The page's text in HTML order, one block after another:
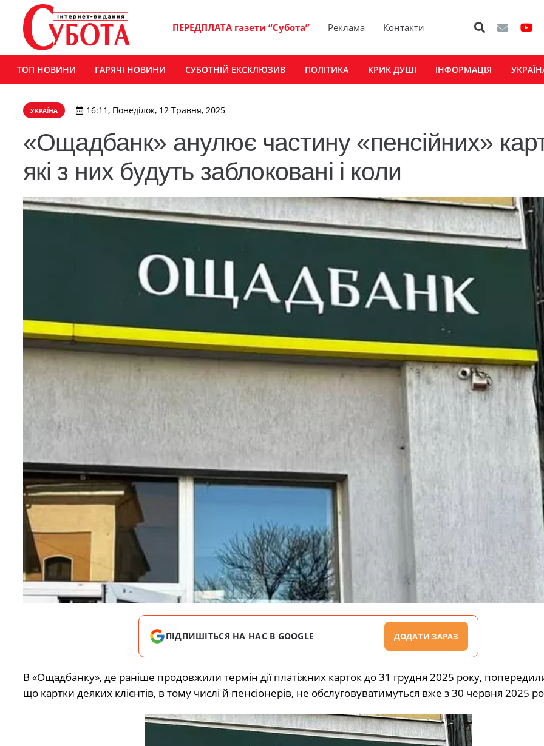
ПЕРЕДПЛАТА газети “Субота” Реклама Контакти
ТОП НОВИНИ ГАРЯЧІ НОВИНИ СУБОТНІЙ ЕКСКЛЮЗИВ ПОЛІТИКА КРИК ДУШІ ІНФОРМАЦІЯ
УКРАЇНА 16:11, Понеділок, 12 Травня, 2025
«Ощадбанк» анулює частину «пенсійних»
які з них будуть заблоковані і коли
ПІДПИШІТЬСЯ НА НАС В GOOGLE ДОДАТИ ЗАРАЗ
В «Ощадбанку», де раніше продовжили термін дії платіжних карток до 31 грудня 2025 року,
що картки деяких клієнтів, в тому числі й пенсіонерів, не обслуговуватимуться вже з 30 червня 2025